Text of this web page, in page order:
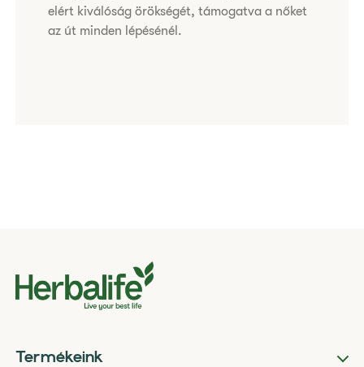
elért kiválóság örökségét, támogatva a nőket
az út minden lépésénél.
Termékeink